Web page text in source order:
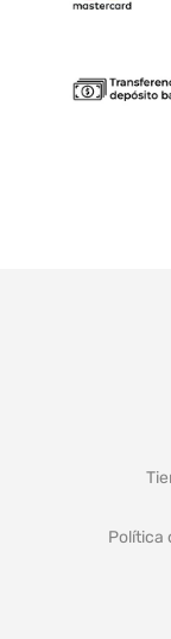
Política